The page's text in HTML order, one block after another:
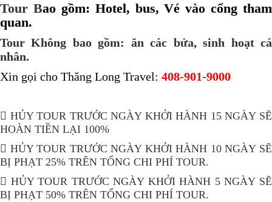
Tour Bao gồm: Hotel, bus, Vé vào cổng tham
quan.
Tour Không bao gồm: ăn các bửa, sinh hoạt cá
nhân.
Xin gọi cho Thăng Long Travel: 408-901-9000
 HỦY TOUR TRƯỚC NGÀY KHỞI HÀNH 15 NGÀY SẼ
HOÀN TIỀN LẠI 100%
 HỦY TOUR TRƯỚC NGÀY KHỞI HÀNH 10 NGÀY SẼ
BỊ PHẠT 25% TRÊN TỔNG CHI PHÍ TOUR.
 HỦY TOUR TRƯỚC NGÀY KHỞI HÀNH 5 NGÀY SẼ
BỊ PHẠT 50% TRÊN TỔNG CHI PHÍ TOUR.